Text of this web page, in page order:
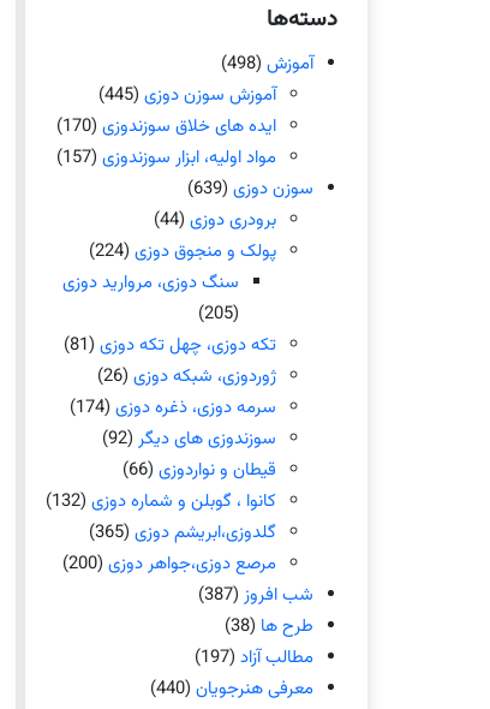
دسته‌ها
آموزش (498)
آموزش سوزن دوزی (445)
ایده های خلاق سوزندوزی (170)
مواد اولیه، ابزار سوزندوزی (157)
سوزن دوزی (639)
برودری دوزی (44)
پولک و منجوق دوزی (224)
سنگ دوزی، مروارید دوزی
(205)
تکه دوزی، چهل تکه دوزی (81)
ژوردوزی، شبکه دوزی (26)
سرمه دوزی، ذغره دوزی (174)
سوزندوزی های دیگر (92)
قیطان و نواردوزی (66)
کانوا ، گوبلن و شماره دوزی (132)
گلدوزی،ابریشم دوزی (365)
مرصع دوزی،جواهر دوزی (200)
شب افروز (387)
طرح ها (38)
مطالب آزاد (197)
معرفی هنرجویان (440)